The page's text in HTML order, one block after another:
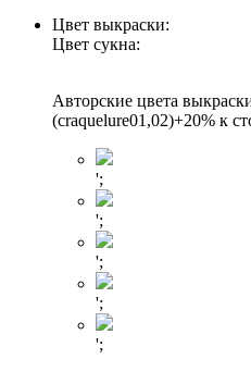
Цвет выкраски:
Цвет сукна:
Авторские цвета
(craquelure01,02)+20% к
';
';
';
';
';